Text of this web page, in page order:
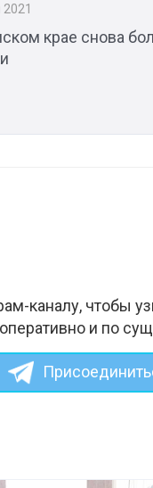
крае снова
каналу, чтобы
и по